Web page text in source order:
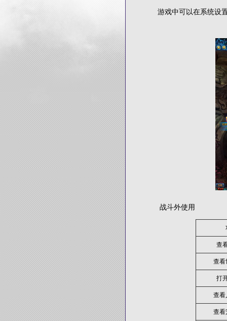
游戏中可以在系统设置
战斗外使用
查
查看
打
查看
查看